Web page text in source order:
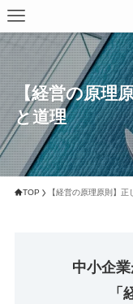
【経営の原理
と道理
TOP 【経営の原理原則】
中小企
「